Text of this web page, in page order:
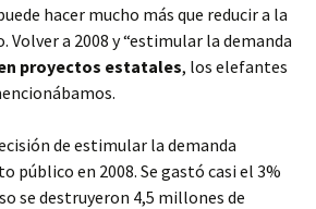
hacer mucho más que reducir a la
a 2008 y “estimular la demanda
proyectos estatales, los elefantes
de estimular la demanda
público en 2008. Se gastó casi el 3%
se destruyeron 4,5 millones de